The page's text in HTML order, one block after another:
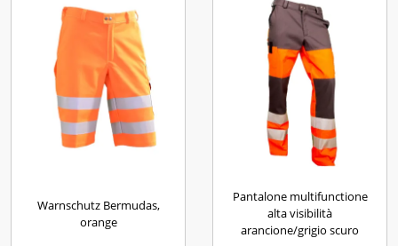
Warnschutz Bermudas,
orange
Pantalone multifunctione
alta visibilità
arancione/grigio scuro